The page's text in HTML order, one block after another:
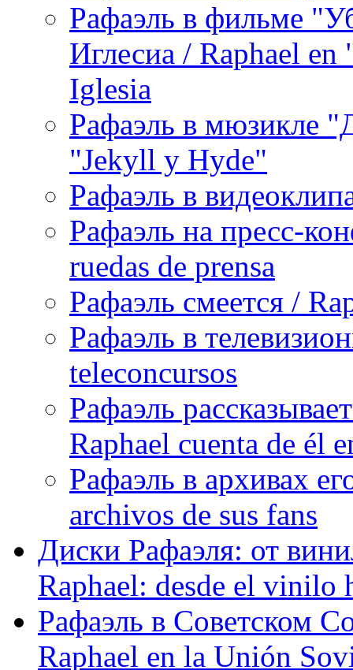
Рафаэль в фильме
Иглесиа / Raphael
Iglesia
Рафаэль в мюзикле
"Jekyll y Hyde"
Рафаэль в
Рафаэль на пресс-
ruedas de prensa
Рафаэль смеется /
Рафаэль в
teleconcursos
Рафаэль
Raphael cuenta de él
Рафаэль в архивах
archivos de sus fans
Диски Рафаэля: от
Raphael: desde el vinilo
Рафаэль в Советском
Raphael en la Unión